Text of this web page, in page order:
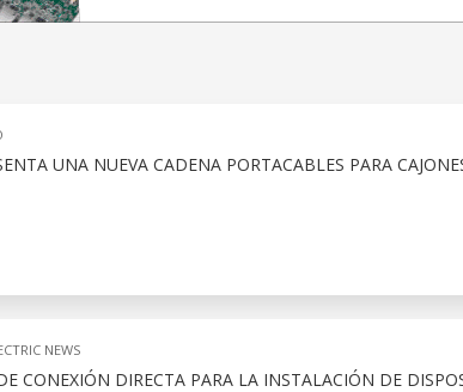
UNA NUEVA CADENA PORTACABLES PARA
NEWS
CONEXIÓN DIRECTA PARA LA INSTALACIÓN DE